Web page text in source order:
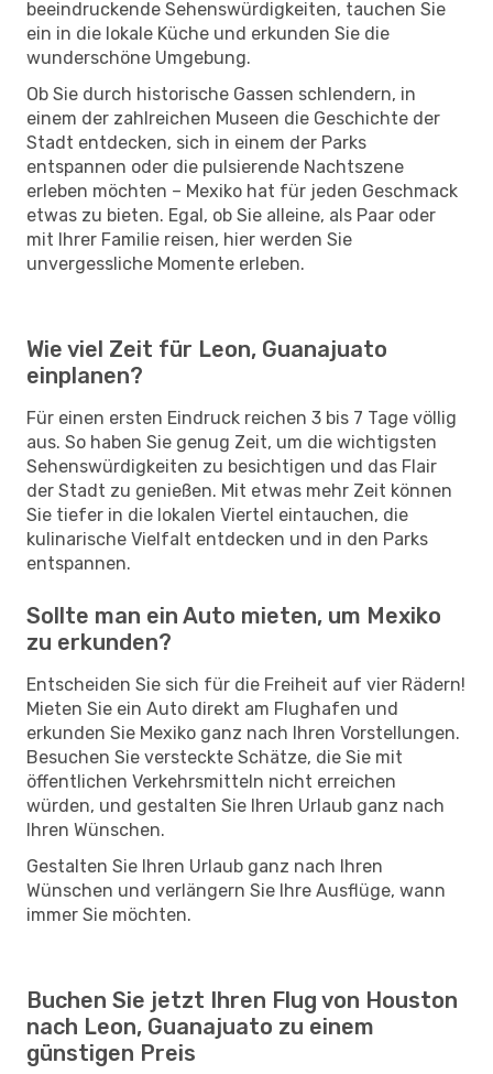
beeindruckende Sehenswürdigkeiten, tauchen Sie
ein in die lokale Küche und erkunden Sie die
wunderschöne Umgebung.
Ob Sie durch historische Gassen schlendern, in
einem der zahlreichen Museen die Geschichte der
Stadt entdecken, sich in einem der Parks
entspannen oder die pulsierende Nachtszene
erleben möchten – Mexiko hat für jeden Geschmack
etwas zu bieten. Egal, ob Sie alleine, als Paar oder
mit Ihrer Familie reisen, hier werden Sie
unvergessliche Momente erleben.
Wie viel Zeit für Leon, Guanajuato
einplanen?
Für einen ersten Eindruck reichen 3 bis 7 Tage völlig
aus. So haben Sie genug Zeit, um die wichtigsten
Sehenswürdigkeiten zu besichtigen und das Flair
der Stadt zu genießen. Mit etwas mehr Zeit können
Sie tiefer in die lokalen Viertel eintauchen, die
kulinarische Vielfalt entdecken und in den Parks
entspannen.
Sollte man ein Auto mieten, um Mexiko
zu erkunden?
Entscheiden Sie sich für die Freiheit auf vier Rädern!
Mieten Sie ein Auto direkt am Flughafen und
erkunden Sie Mexiko ganz nach Ihren Vorstellungen.
Besuchen Sie versteckte Schätze, die Sie mit
öffentlichen Verkehrsmitteln nicht erreichen
würden, und gestalten Sie Ihren Urlaub ganz nach
Ihren Wünschen.
Gestalten Sie Ihren Urlaub ganz nach Ihren
Wünschen und verlängern Sie Ihre Ausflüge, wann
immer Sie möchten.
Buchen Sie jetzt Ihren Flug von Houston
nach Leon, Guanajuato zu einem
günstigen Preis